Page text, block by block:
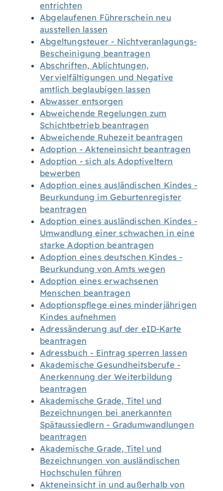
entrichten
Abgelaufenen Führerschein neu
ausstellen lassen
Abgeltungsteuer - Nichtveranlagungs-
Bescheinigung beantragen
Abschriften, Ablichtungen,
Vervielfältigungen und Negative
amtlich beglaubigen lassen
Abwasser entsorgen
Abweichende Regelungen zum
Schichtbetrieb beantragen
Abweichende Ruhezeit beantragen
Adoption - Akteneinsicht beantragen
Adoption - sich als Adoptiveltern
bewerben
Adoption eines ausländischen Kindes -
Beurkundung im Geburtenregister
beantragen
Adoption eines ausländischen Kindes -
Umwandlung einer schwachen in eine
starke Adoption beantragen
Adoption eines deutschen Kindes -
Beurkundung von Amts wegen
Adoption eines erwachsenen
Menschen beantragen
Adoptionspflege eines minderjährigen
Kindes aufnehmen
Adressänderung auf der eID-Karte
beantragen
Adressbuch - Eintrag sperren lassen
Akademische Gesundheitsberufe -
Anerkennung der Weiterbildung
beantragen
Akademische Grade, Titel und
Bezeichnungen bei anerkannten
Spätaussiedlern - Gradumwandlungen
beantragen
Akademische Grade, Titel und
Bezeichnungen von ausländischen
Hochschulen führen
Akteneinsicht in und außerhalb von